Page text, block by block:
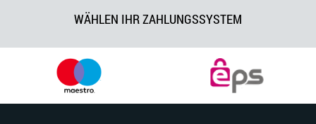
WÄHLEN IHR ZAHLUNGSSYSTEM